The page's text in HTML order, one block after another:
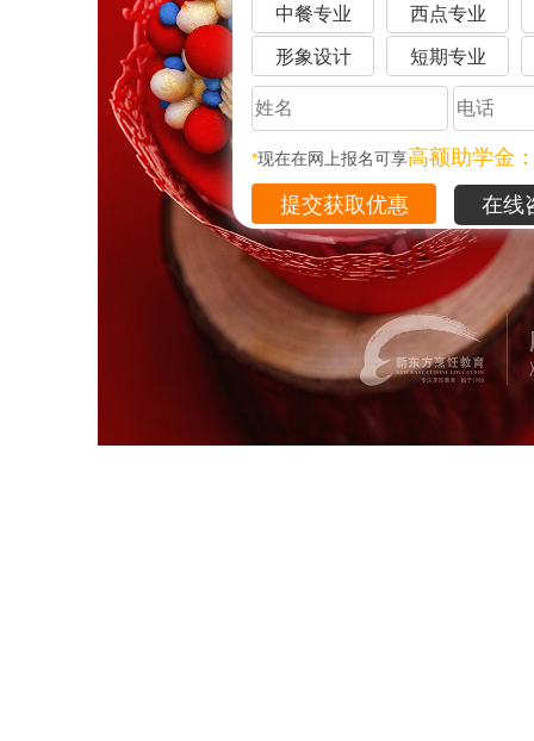
中餐专业 西点专业
形象设计 短期专业
*现在在网上报名可享高额助学金
在线